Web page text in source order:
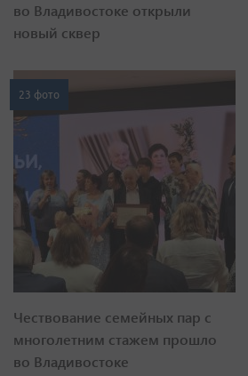
во Владивостоке открыли
новый сквер
23 фото
Чествование семейных пар с
многолетним стажем прошло
во Владивостоке